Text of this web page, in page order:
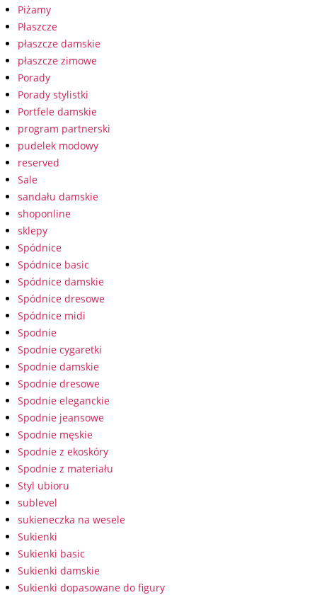
Piżamy
Płaszcze
płaszcze damskie
płaszcze zimowe
Porady
Porady stylistki
Portfele damskie
program partnerski
pudelek modowy
reserved
Sale
sandału damskie
shoponline
sklepy
Spódnice
Spódnice basic
Spódnice damskie
Spódnice dresowe
Spódnice midi
Spodnie
Spodnie cygaretki
Spodnie damskie
Spodnie dresowe
Spodnie eleganckie
Spodnie jeansowe
Spodnie męskie
Spodnie z ekoskóry
Spodnie z materiału
Styl ubioru
sublevel
sukieneczka na wesele
Sukienki
Sukienki basic
Sukienki damskie
Sukienki dopasowane do figury